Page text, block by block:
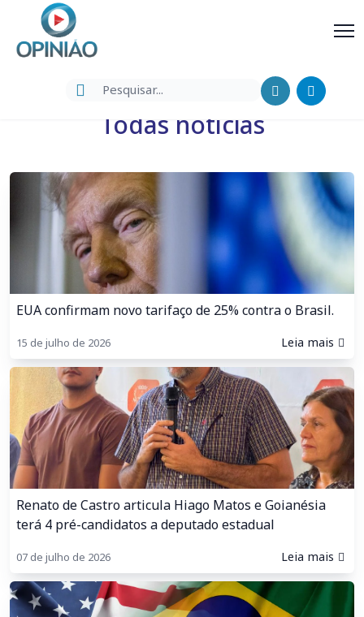
Todas notícias
EUA confirmam novo tarifaço de 25% contra o Brasil.
15 de julho de 2026 Leia mais
Renato de Castro articula Hiago Matos e Goianésia
terá 4 pré-candidatos a deputado estadual
07 de julho de 2026 Leia mais